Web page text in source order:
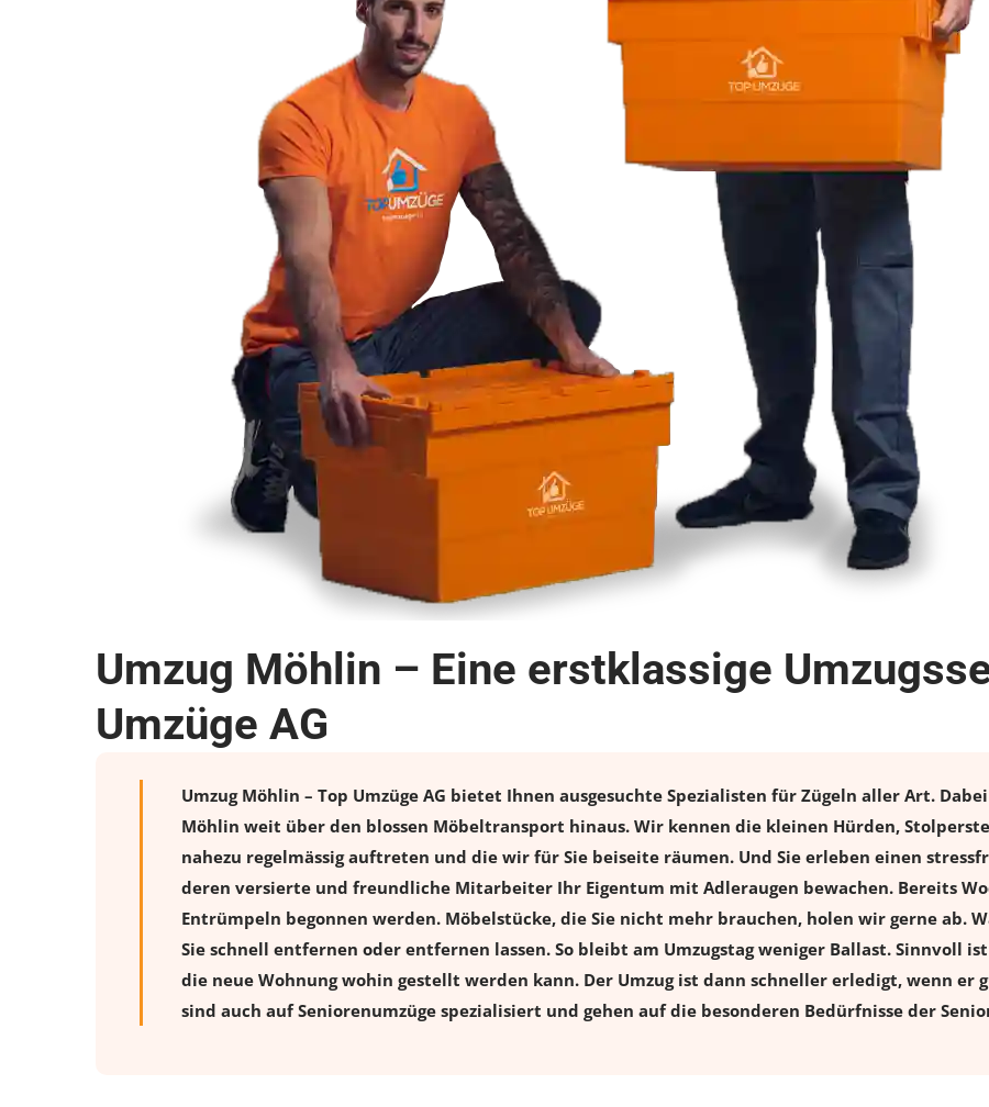
Umzug Möhlin – Eine erstklassige
Umzüge AG
Umzug Möhlin – Top Umzüge AG bietet Ihnen ausgesuchte Spezialisten für Zügeln aller Art.
Möhlin weit über den blossen Möbeltransport hinaus. Wir kennen die kleinen Hürden,
nahezu regelmässig auftreten und die wir für Sie beiseite räumen. Und Sie erleben einen
deren versierte und freundliche Mitarbeiter Ihr Eigentum mit Adleraugen bewachen. Bereits
Entrümpeln begonnen werden. Möbelstücke, die Sie nicht mehr brauchen, holen wir gerne ab.
Sie schnell entfernen oder entfernen lassen. So bleibt am Umzugstag weniger Ballast. Sinnvoll
die neue Wohnung wohin gestellt werden kann. Der Umzug ist dann schneller erledigt, wenn
sind auch auf Seniorenumzüge spezialisiert und gehen auf die besonderen Bedürfnisse der